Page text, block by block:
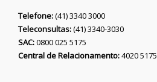
Telefone:(41) 3340 3000
Teleconsultas:(41) 3340-3030
SAC:0800 025 5175
Central de Relacionamento:4020 5175